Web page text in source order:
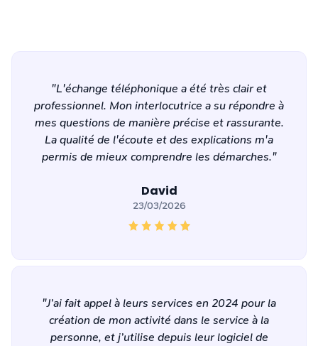
"L'échange téléphonique a été très clair et
professionnel. Mon interlocutrice a su répondre à
mes questions de manière précise et rassurante.
La qualité de l'écoute et des explications m'a
permis de mieux comprendre les démarches."
David
23/03/2026
"J’ai fait appel à leurs services en 2024 pour la
création de mon activité dans le service à la
personne, et j’utilise depuis leur logiciel de